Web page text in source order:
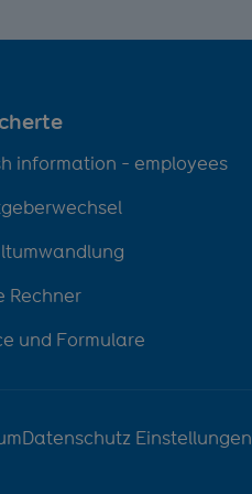
information - employees
Rechner
und Formulare
Datenschutz Einstellungen